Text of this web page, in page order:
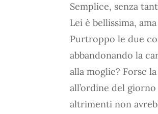
Semplice, senza
Lei è bellissima,
Purtroppo le due
abbandonando la
alla moglie? Forse
all’ordine del
altrimenti non